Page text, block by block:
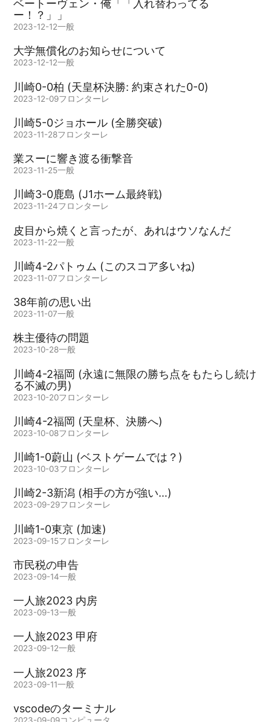
ベートーヴェン・俺「「入れ替わってる
ー！？」」
2023-12-12一般
大学無償化のお知らせについて
2023-12-12一般
川崎0-0柏 (天皇杯決勝: 約束された0-0)
2023-12-09フロンターレ
川崎5-0ジョホール (全勝突破)
2023-11-28フロンターレ
業スーに響き渡る衝撃音
2023-11-25一般
川崎3-0鹿島 (J1ホーム最終戦)
2023-11-24フロンターレ
皮目から焼くと言ったが、あれはウソなんだ
2023-11-22一般
川崎4-2パトゥム (このスコア多いね)
2023-11-07フロンターレ
38年前の思い出
2023-11-07一般
株主優待の問題
2023-10-28一般
川崎4-2福岡 (永遠に無限の勝ち点をもたらし続け
る不滅の男)
2023-10-20フロンターレ
川崎4-2福岡 (天皇杯、決勝へ)
2023-10-08フロンターレ
川崎1-0蔚山 (ベストゲームでは？)
2023-10-03フロンターレ
川崎2-3新潟 (相手の方が強い…)
2023-09-29フロンターレ
川崎1-0東京 (加速)
2023-09-15フロンターレ
市民税の申告
2023-09-14一般
一人旅2023 内房
2023-09-13一般
一人旅2023 甲府
2023-09-12一般
一人旅2023 序
2023-09-11一般
vscodeのターミナル
2023-09-09コンピュータ